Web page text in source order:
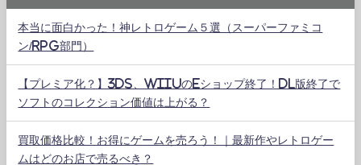
本当に面白かった！神レトロゲーム５選（スーパーファミコ
ン/RPG部門）
【プレミア化？】3DS、WiiUのeショップ終了！DL版終了で
ソフトのコレクション価値は上がる？
買取価格比較！お得にゲームを売ろう！｜最新作やレトロゲー
ムはどのお店で売るべき？